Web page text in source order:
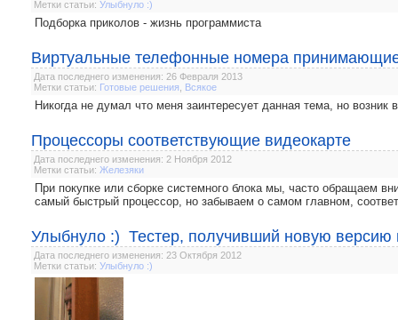
Метки статьи: Улыбнуло :)
Подборка приколов - жизнь программиста
Виртуальные телефонные номера
Дата последнего изменения: 26 Февраля 2013
Метки статьи: Готовые решения Всякое
Никогда не думал что меня заинтересует данная тема, но
Процессоры соответствующие видеокарте
Дата последнего изменения: 2 Ноября 2012
Метки статьи: Железяки
При покупке или сборке системного блока мы, часто обращаем
самый быстрый процессор, но забываем о самом главном,
Улыбнуло :) Тестер, получивший новую версию
Дата последнего изменения: 23 Октября 2012
Метки статьи: Улыбнуло :)